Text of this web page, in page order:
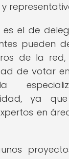
el de
pueden
de la
de votar
ya
en